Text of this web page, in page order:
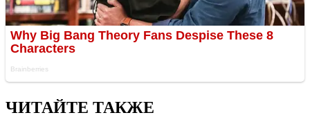
ЧИТАЙТЕ ТАКЖЕ